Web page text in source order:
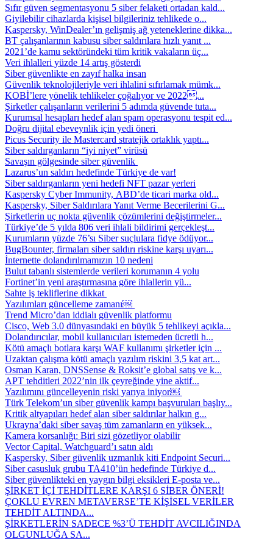
Sıfır güven segmentasyonu 5 siber felaketi ortadan kald...
Giyilebilir cihazlarda kişisel bilgileriniz tehlikede o...
Kaspersky, WinDealer’ın gelişmiş ağ yeteneklerine dikka...
BT çalışanlarının kabusu siber saldırılara hızlı yanıt ...
2021’de kamu sektöründeki tüm kritik vakaların üç...
Veri ihlalleri yüzde 14 artış gösterdi
Siber güvenlikte en zayıf halka insan
Güvenlik teknolojileriyle veri ihlalini sıfırlamak mümk...
KOBİ’lere yönelik tehlikeler çoğalıyor ve 2022...
Şirketler çalışanların verilerini 5 adımda güvende tuta...
Kurumsal hesapları hedef alan spam operasyonu tespit ed...
Doğru dijital ebeveynlik için yedi öneri
Picus Security ile Mastercard stratejik ortaklık yaptı...
Siber saldırganların “iyi niyet” virüsü
Savaşın gölgesinde siber güvenlik
Lazarus’un saldırı hedefinde Türkiye de var!
Siber saldırganların yeni hedefi NFT pazar yerleri
Kaspersky Cyber Immunity, ABD’de ticari marka old...
Kaspersky, Siber Saldırılara Yanıt Verme Becerilerini G...
Şirketlerin uç nokta güvenlik çözümlerini değiştirmeler...
Türkiye’de 5 yılda 806 veri ihlali bildirimi gerçekleşt...
Kurumların yüzde 76’sı Siber suçlulara fidye ödüyor...
BugBounter, firmaları siber saldırı riskine karşı uyarı...
İnternette dolandırılmamızın 10 nedeni
Bulut tabanlı sistemlerde verileri korumanın 4 yolu
Fortinet’in yeni araştırmasına göre ihlallerin yü...
Sahte iş tekliflerine dikkat
Yazılımları güncelleme zamanı￼
Trend Micro’dan iddialı güvenlik platformu
Cisco, Web 3.0 dünyasındaki en büyük 5 tehlikeyi açıkla...
Dolandırıcılar, mobil kullanıcıları istemeden ücretli h...
Kötü amaçlı botlara karşı WAF kullanımı şirketler için ...
Uzaktan çalışma kötü amaçlı yazılım riskini 3,5 kat art...
Osman Karan, DNSSense & Roksit’e global satış ve k...
APT tehditleri 2022’nin ilk çeyreğinde yine aktif...
Yazılımını güncelleyenin riski yarıya iniyor￼
Türk Telekom’un siber güvenlik kampı başvuruları başlıy...
Kritik altyapıları hedef alan siber saldırılar halkın g...
Ukrayna’daki siber savaş tüm zamanların en yüksek...
Kamera korsanlığı: Biri sizi gözetliyor olabilir
Vector Capital, Watchguard’ı satın aldı
Kaspersky, Siber güvenlik uzmanlık kiti Endpoint Securi...
Siber casusluk grubu TA410’ün hedefinde Türkiye d...
Siber güvenlikteki en yaygın bilgi eksikleri E-posta ve...
ŞİRKET İÇİ TEHDİTLERE KARŞI 6 SİBER ÖNERİ!
ÇOKLU EVREN METAVERSE’TE KİŞİSEL VERİLER
TEHDİT ALTINDA...
ŞİRKETLERİN SADECE %3’Ü TEHDİT AVCILIĞINDA
OLGUNLUĞA SA...